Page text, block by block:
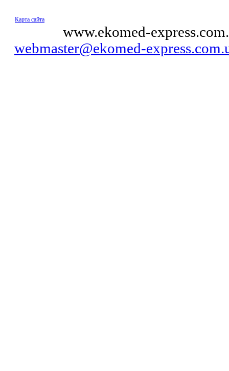
Карта сайта
www.ekomed-
webmaster@ekomed-